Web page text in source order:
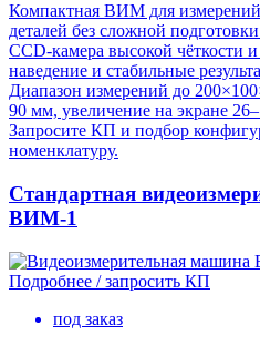
Компактная ВИМ для измерений
деталей без сложной
CCD-камера высокой
наведение и стабильные
Диапазон измерений до
90 мм, увеличение на экране
Запросите КП и подбор
номенклатуру.
Стандартная
ВИМ-1
Подробнее / запросить КП
под заказ